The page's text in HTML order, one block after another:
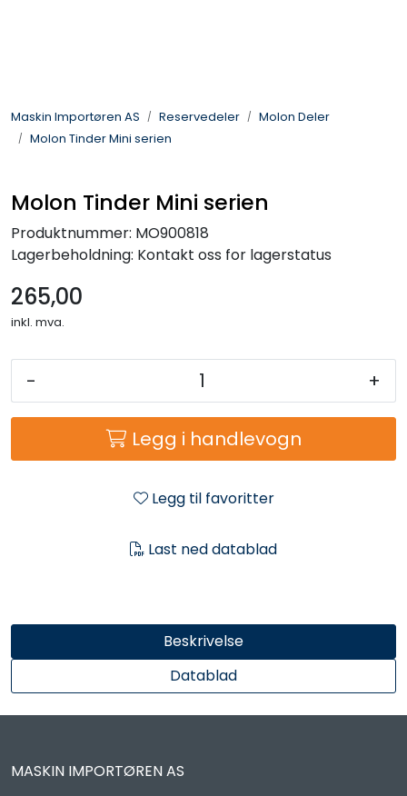
Maskin Importøren AS Reservedeler
Molon Deler
Molon Tinder Mini serien
Molon Tinder Mini serien
Produktnummer: MO900818
Lagerbeholdning: Kontakt oss for lagerstatus
265,00
inkl. mva.
- +
Legg i handlevogn
Legg til favoritter
Last ned datablad
Beskrivelse
Datablad
MASKIN IMPORTØREN AS
Sprøyter
Hageredskaper
ATV & Plentraktorutstyr
Tilbehør
Reservedeler
Ryggsprøyte
Kataloger